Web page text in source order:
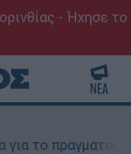
- Ήχησε το
διαθέσιμο